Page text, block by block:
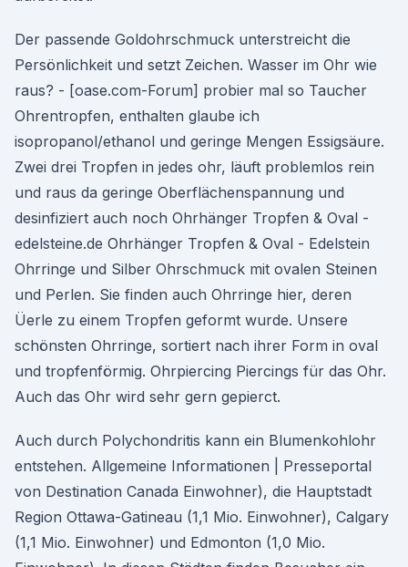
Der passende Goldohrschmuck unterstreicht die
Persönlichkeit und setzt Zeichen. Wasser im Ohr wie
raus? - [oase.com-Forum] probier mal so Taucher
Ohrentropfen, enthalten glaube ich
isopropanol/ethanol und geringe Mengen Essigsäure.
Zwei drei Tropfen in jedes ohr, läuft problemlos rein
und raus da geringe Oberflächenspannung und
desinfiziert auch noch Ohrhänger Tropfen & Oval -
edelsteine.de Ohrhänger Tropfen & Oval - Edelstein
Ohrringe und Silber Ohrschmuck mit ovalen Steinen
und Perlen. Sie finden auch Ohrringe hier, deren
Üerle zu einem Tropfen geformt wurde. Unsere
schönsten Ohrringe, sortiert nach ihrer Form in oval
und tropfenförmig. Ohrpiercing Piercings für das Ohr.
Auch das Ohr wird sehr gern gepierct.
Auch durch Polychondritis kann ein Blumenkohlohr
entstehen. Allgemeine Informationen | Presseportal
von Destination Canada Einwohner), die Hauptstadt
Region Ottawa-Gatineau (1,1 Mio. Einwohner), Calgary
(1,1 Mio. Einwohner) und Edmonton (1,0 Mio.